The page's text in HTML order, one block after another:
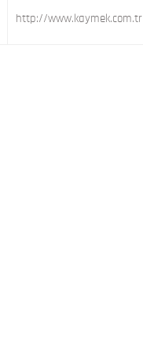
http://www.kaymek.com.tr